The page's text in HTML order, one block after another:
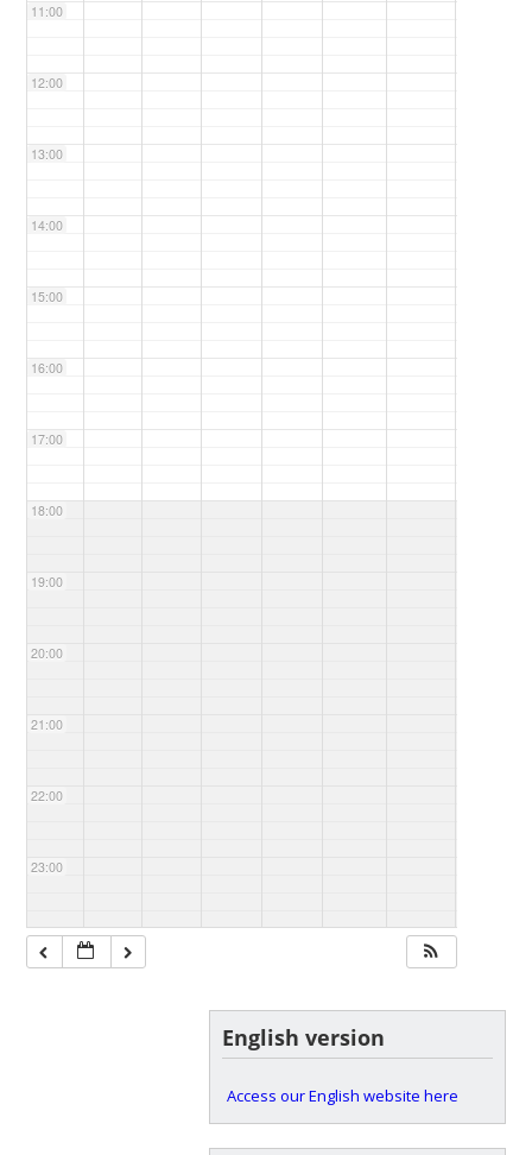
11:00
12:00
13:00
14:00
15:00
16:00
17:00
18:00
19:00
20:00
21:00
22:00
23:00
English version
Access our English website here